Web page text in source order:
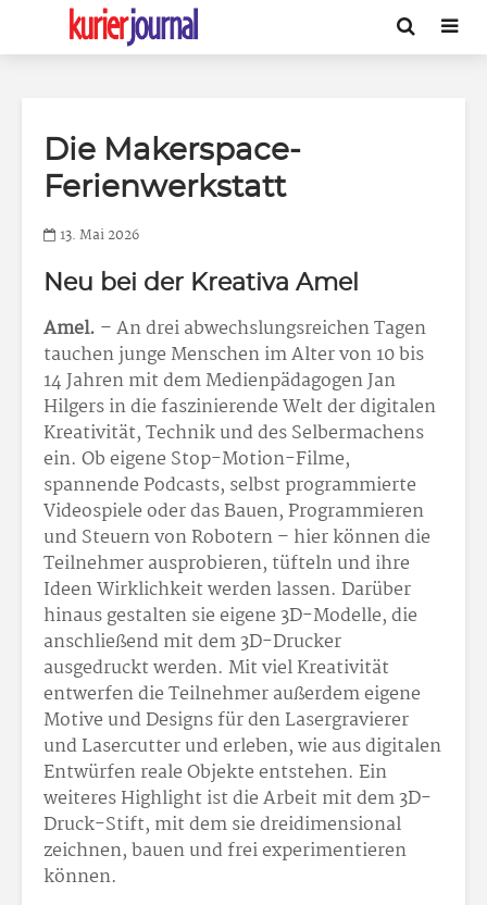
Die Makerspace-
Ferienwerkstatt
13. Mai 2026
Neu bei der Kreativa Amel
Amel. – An drei abwechslungsreichen Tagen
tauchen junge Menschen im Alter von 10 bis
14 Jahren mit dem Medienpädagogen Jan
Hilgers in die faszinierende Welt der digitalen
Kreativität, Technik und des Selbermachens
ein. Ob eigene Stop-Motion-Filme,
spannende Podcasts, selbst programmierte
Videospiele oder das Bauen, Programmieren
und Steuern von Robotern – hier können die
Teilnehmer ausprobieren, tüfteln und ihre
Ideen Wirklichkeit werden lassen. Darüber
hinaus gestalten sie eigene 3D-Modelle, die
anschließend mit dem 3D-Drucker
ausgedruckt werden. Mit viel Kreativität
entwerfen die Teilnehmer außerdem eigene
Motive und Designs für den Lasergravierer
und Lasercutter und erleben, wie aus digitalen
Entwürfen reale Objekte entstehen. Ein
weiteres Highlight ist die Arbeit mit dem 3D-
Druck-Stift, mit dem sie dreidimensional
zeichnen, bauen und frei experimentieren
können.